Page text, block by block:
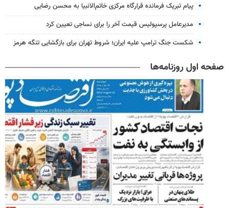
پیام تبریک فرمانده قرارگاه مرکزی خاتم‌الانبیا به محسن رضایی
مدیرعامل پرسپولیس قیمت آخر را برای نساجی تعیین کرد
شکست جنگ ترامپ علیه ایران؛ شروط تهران برای بازگشایی تنگه هرمز
صفحه اول روزنامه‌ها